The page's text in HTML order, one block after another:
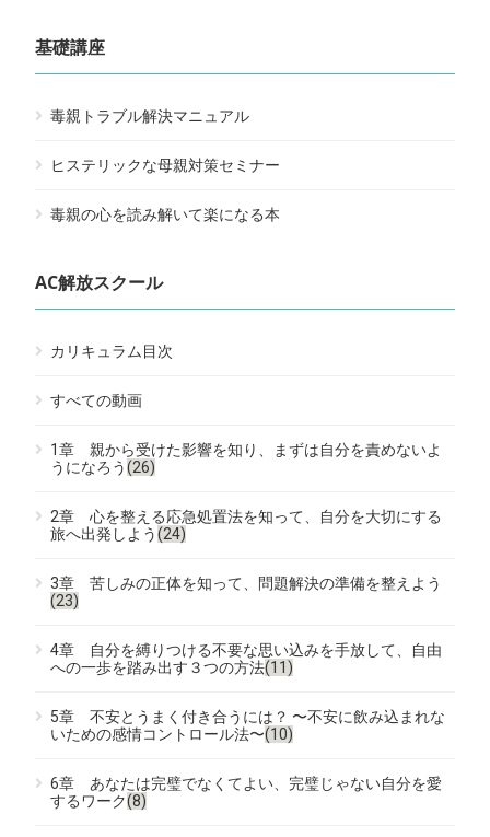
基礎講座
毒親トラブル解決マニュアル
ヒステリックな母親対策セミナー
毒親の心を読み解いて楽になる本
AC解放スクール
カリキュラム目次
すべての動画
1章 親から受けた影響を知り、まずは自分を責めないよ
うになろう(26)
2章 心を整える応急処置法を知って、自分を大切にする
旅へ出発しよう(24)
3章 苦しみの正体を知って、問題解決の準備を整えよう
(23)
4章 自分を縛りつける不要な思い込みを手放して、自由
への一歩を踏み出す３つの方法(11)
5章 不安とうまく付き合うには？ 〜不安に飲み込まれな
いための感情コントロール法〜(10)
6章 あなたは完璧でなくてよい、完璧じゃない自分を愛
するワーク(8)